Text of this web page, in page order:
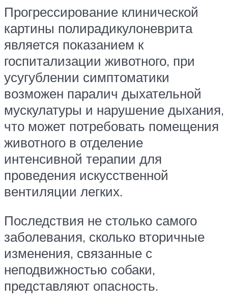
Прогрессирование клинической
картины полирадикулоневрита
является показанием к
госпитализации животного, при
усугублении симптоматики
возможен паралич дыхательной
мускулатуры и нарушение дыхания,
что может потребовать помещения
животного в отделение
интенсивной терапии для
проведения искусственной
вентиляции легких.
Последствия не столько самого
заболевания, сколько вторичные
изменения, связанные с
неподвижностью собаки,
представляют опасность.